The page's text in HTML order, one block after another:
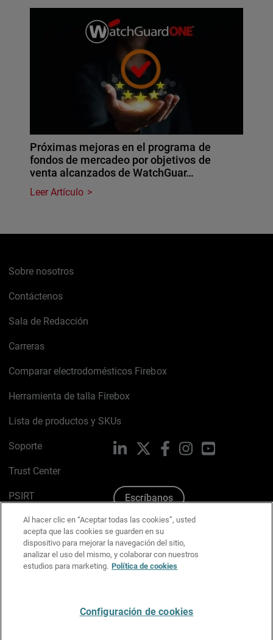
Próximas mejoras en el programa de
fondos de mercadeo por objetivos de
venta alcanzados de WatchGuar…
Leer Artículo
Sobre nosotros
Contáctenos
Sala de Redacción
Carreras
Comparar electrodomésticos Firebox
Herramienta de talla Firebox
Lista de productos y SKUs
Soporte
Trust Center
PSIRT
Política de cookies
Política de privacidad
Kit de medios y marca
LinkedIn FacebookInstagramYouTube
Escríbanos
Al hacer clic en “Aceptar todas las cookies”, usted
acepta que las cookies se guarden en su
dispositivo para mejorar la navegación del sitio,
analizar el uso del mismo, y colaborar con nuestros
estudios para marketing. Política de cookies
Configuración de cookies